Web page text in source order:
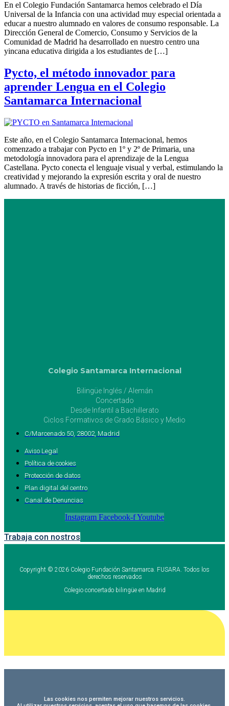
En el Colegio Fundación Santamarca hemos celebrado el Día
Universal de la Infancia con una actividad muy especial orientada a
educar a nuestro alumnado en valores de consumo responsable. La
Dirección General de Comercio, Consumo y Servicios de la
Comunidad de Madrid ha desarrollado en nuestro centro una
yincana educativa dirigida a los estudiantes de […]
Pycto, el método innovador para
aprender Lengua en el Colegio
Santamarca Internacional
Este año, en el Colegio Santamarca Internacional, hemos
comenzado a trabajar con Pycto en 1º y 2º de Primaria, una
metodología innovadora para el aprendizaje de la Lengua
Castellana. Pycto conecta el lenguaje visual y verbal, estimulando la
creatividad y mejorando la expresión escrita y oral de nuestro
alumnado. A través de historias de ficción, […]
Colegio Santamarca Internacional
Bilingüe Inglés / Alemán
Concertado
Desde Infantil a Bachillerato
Ciclos Formativos de Grado Básico y Medio
C/Marcenado 50, 28002, Madrid
Aviso Legal
Política de cookies
Protección de datos
Plan digital del centro
Canal de Denuncias
Instagram Facebook-fYoutube
Trabaja con nostros
Copyright © 2026 Colegio Fundación Santamarca. FUSARA. Todos los
derechos reservados
Colegio concertado bilingüe en Madrid
Las cookies nos permiten mejorar nuestros servicios.